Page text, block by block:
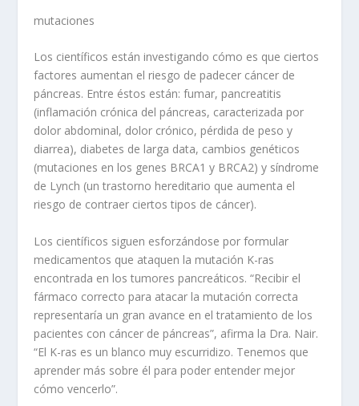
mutaciones
Los científicos están investigando cómo es que ciertos
factores aumentan el riesgo de padecer cáncer de
páncreas. Entre éstos están: fumar, pancreatitis
(inflamación crónica del páncreas, caracterizada por
dolor abdominal, dolor crónico, pérdida de peso y
diarrea), diabetes de larga data, cambios genéticos
(mutaciones en los genes BRCA1 y BRCA2) y síndrome
de Lynch (un trastorno hereditario que aumenta el
riesgo de contraer ciertos tipos de cáncer).
Los científicos siguen esforzándose por formular
medicamentos que ataquen la mutación K-ras
encontrada en los tumores pancreáticos. “Recibir el
fármaco correcto para atacar la mutación correcta
representaría un gran avance en el tratamiento de los
pacientes con cáncer de páncreas”, afirma la Dra. Nair.
“El K-ras es un blanco muy escurridizo. Tenemos que
aprender más sobre él para poder entender mejor
cómo vencerlo”.